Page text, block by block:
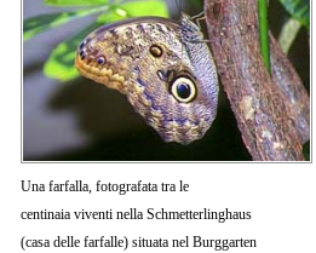
Una farfalla, fotografata tra le
centinaia viventi nella Schmetterlinghaus
(casa delle farfalle) situata nel Burggarten